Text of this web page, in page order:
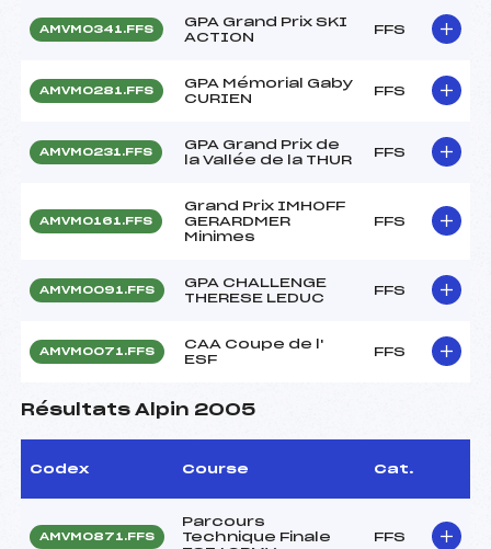
AMVM0341.FFS
GPA Grand Prix SKI
ACTION
FFS
AMVM0281.FFS
GPA Mémorial Gaby
CURIEN
FFS
AMVM0231.FFS
GPA Grand Prix de
la Vallée de la THUR
FFS
AMVM0161.FFS
Grand Prix IMHOFF
GERARDMER
Minimes
FFS
AMVM0091.FFS
GPA CHALLENGE
THERESE LEDUC
FFS
AMVM0071.FFS
CAA Coupe de l'
ESF
FFS
Résultats Alpin 2005
Codex Course Cat.
AMVM0871.FFS
Parcours
Technique Finale
FFS